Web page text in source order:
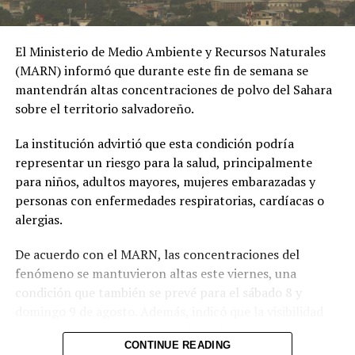
Ibagué a una joven de
19 años señalada de
extorsionar al hombre
con quien sostuvo una
relación
extramatrimonial, a
quien amenazaba con
exponer material íntimo
y contarle a su esposa
si no le entregaba la
suma de 25 millones de
pesos.
pic.twitter.com/
El Ministerio de Medio Ambiente y Recursos Naturales
(MARN) informó que durante este fin de semana se
mantendrán altas concentraciones de polvo del Sahara
sobre el territorio salvadoreño.
La institución advirtió que esta condición podría
representar un riesgo para la salud, principalmente
para niños, adultos mayores, mujeres embarazadas y
personas con enfermedades respiratorias, cardíacas o
alergias.
De acuerdo con el MARN, las concentraciones del
fenómeno se mantuvieron altas este viernes, una
condición que también se prevé para el sábado 8 y
permanecerá brumosa y que el nivel de riesgo para la
CONTINUE READING